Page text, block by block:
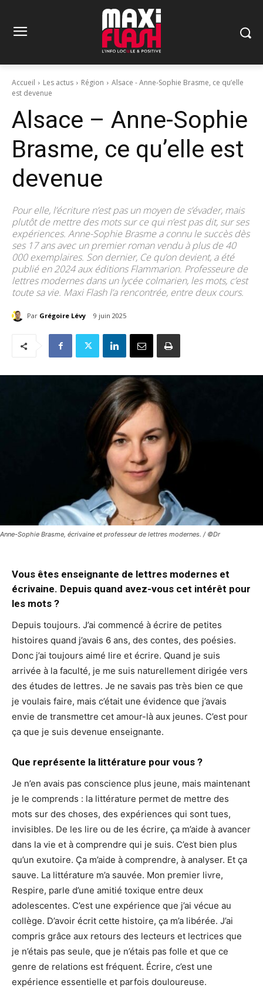
Accueil Les actus Région
Alsace - Anne-Sophie Brasme, ce qu’elle
est devenue
Alsace – Anne-Sophie
Brasme, ce qu’elle est
devenue
Pour elle, l’écriture n’est pas un moyen de s’évader, mais
plutôt de mettre des mots sur ce qui n’est pas dit, sur ses
expériences. Anne-Sophie Brasme a connu le succès dès
ses 17 ans avec un premier roman vendu à plus de 40
000 exemplaires. Son dernier, Ce qu’on devient, a été
publié en 2024 aux éditions Flammarion. Professeure de
lettres modernes dans un lycée colmarien, les mots, c’est
toute sa vie. Maxi Flash l’a rencontrée, entre deux cours.
Par Grégoire Lévy 9 juin 2025
Anne-Sophie Brasme, écrivaine et professeur de lettres modernes. / ©Dr
Vous êtes enseignante de lettres modernes et
écrivaine. Depuis quand avez-vous cet intérêt pour
les mots ?
Depuis toujours. J’ai commencé à écrire de petites
histoires quand j’avais 6 ans, des contes, des poésies.
Donc j’ai toujours aimé lire et écrire. Quand je suis
arrivée à la faculté, je me suis naturellement dirigée vers
des études de lettres. Je ne savais pas très bien ce que
je voulais faire, mais c’était une évidence que j’avais
envie de transmettre cet amour-là aux jeunes. C’est pour
ça que je suis devenue enseignante.
Que représente la littérature pour vous ?
Je n’en avais pas conscience plus jeune, mais maintenant
je le comprends : la littérature permet de mettre des
mots sur des choses, des expériences qui sont tues,
invisibles. De les lire ou de les écrire, ça m’aide à avancer
dans la vie et à comprendre qui je suis. C’est bien plus
qu’un exutoire. Ça m’aide à comprendre, à analyser. Et ça
sauve. La littérature m’a sauvée. Mon premier livre,
Respire, parle d’une amitié toxique entre deux
adolescentes. C’est une expérience que j’ai vécue au
collège. D’avoir écrit cette histoire, ça m’a libérée. J’ai
compris grâce aux retours des lecteurs et lectrices que
je n’étais pas seule, que je n’étais pas folle et que ce
genre de relations est fréquent. Écrire, c’est une
expérience essentielle et parfois douloureuse.